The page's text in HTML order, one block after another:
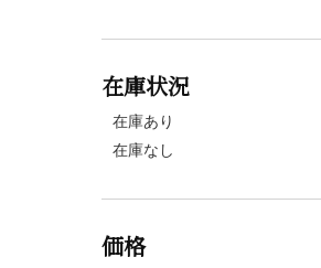
在庫状況
在庫あり
在庫なし
価格